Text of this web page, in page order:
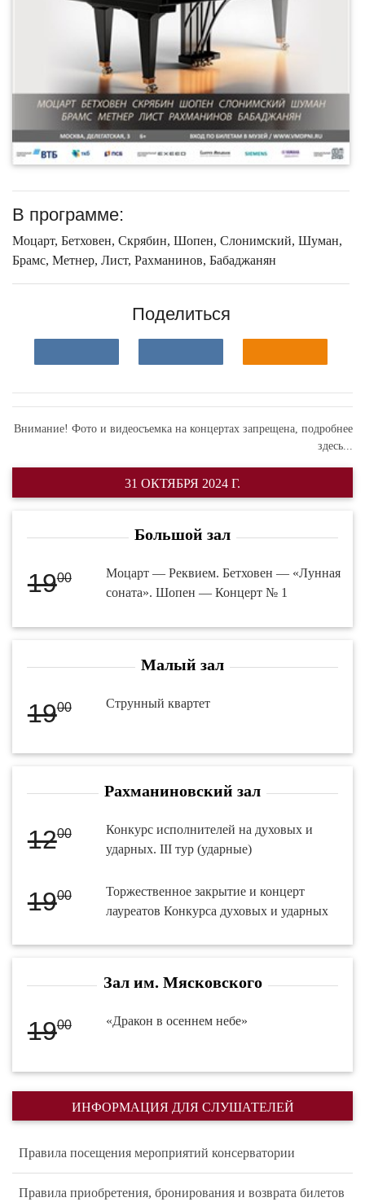
В программе:
Моцарт, Бетховен, Скрябин, Шопен, Слонимский, Шуман,
Брамс, Метнер, Лист, Рахманинов, Бабаджанян
Поделиться
Внимание! Фото и видеосъемка на концертах запрещена, подробнее
здесь...
31 ОКТЯБРЯ 2024 Г.
Большой зал
1900
Моцарт — Реквием. Бетховен — «Лунная
соната». Шопен — Концерт № 1
Малый зал
1900 Струнный квартет
Рахманиновский зал
1200
Конкурс исполнителей на духовых и
ударных. III тур (ударные)
1900
Торжественное закрытие и концерт
лауреатов Конкурса духовых и ударных
Зал им. Мясковского
1900 «Дракон в осеннем небе»
ИНФОРМАЦИЯ ДЛЯ СЛУШАТЕЛЕЙ
Правила посещения мероприятий консерватории
Правила приобретения, бронирования и возврата билетов